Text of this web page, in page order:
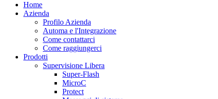
Home
Azienda
Profilo Azienda
Automa e l'Integrazione
Come contattarci
Come raggiungerci
Prodotti
Supervisione Libera
Super-Flash
MicroC
Protect